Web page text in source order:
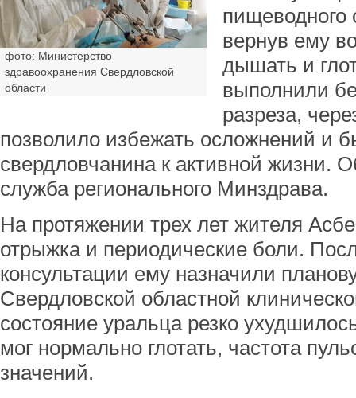
фото: Министерство
здравоохранения Свердловской
области
пищеводного
вернув ему
дышать и
выполнили
разреза,
позволило избежать осложнений и
свердловчанина к активной жизни.
служба регионального Минздрава.
На протяжении трех лет жителя
отрыжка и периодические боли.
консультации ему назначили
Свердловской областной
состояние уральца резко
мог нормально глотать, частота
значений.